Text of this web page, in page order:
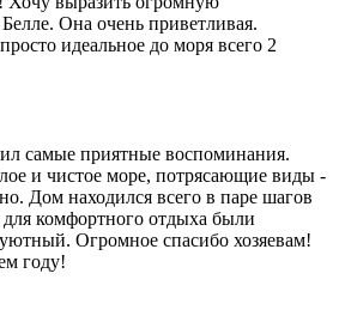
Белле. Она очень приветливая.
идеальное до моря всего 2
самые приятные воспоминания.
и чистое море, потрясающие виды -
Дом находился всего в паре шагов
для комфортного отдыха были
Огромное спасибо хозяевам!
году!